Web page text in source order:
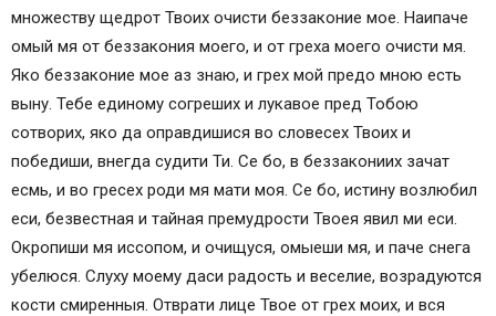
множеству щедрот Твоих очисти беззаконие мое. Наипаче
омый мя от беззакония моего, и от греха моего очисти мя.
Яко беззаконие мое аз знаю, и грех мой предо мною есть
выну. Тебе единому согреших и лукавое пред Тобою
сотворих, яко да оправдишися во словесех Твоих и
победиши, внегда судити Ти. Се бо, в беззакониих зачат
есмь, и во гресех роди мя мати моя. Се бо, истину возлюбил
еси, безвестная и тайная премудрости Твоея явил ми еси.
Окропиши мя иссопом, и очищуся, омыеши мя, и паче снега
убелюся. Слуху моему даси радость и веселие, возрадуются
кости смиренныя. Отврати лице Твое от грех моих, и вся